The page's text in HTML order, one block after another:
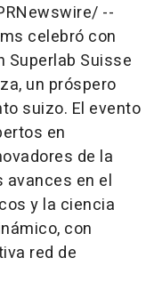
--
celebró con
Superlab Suisse
un próspero
suizo. El evento
en
de la
avances en el
y la ciencia
con
red de